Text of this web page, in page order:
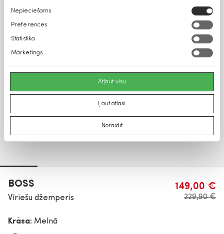
Piekrišanas
izvēle
Nepieciešams
Preferences
Statistika
Mārketings
Atļaut visu
Ļaut atlasi
Noraidīt
BOSS
Vīriešu džemperis
149,00 €
229,90 €
Krāsa: Melnā